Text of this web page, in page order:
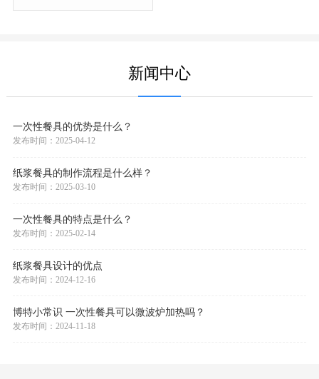
新闻中心
一次性餐具的优势是什么？
发布时间：2025-04-12
纸浆餐具的制作流程是什么样？
发布时间：2025-03-10
一次性餐具的特点是什么？
发布时间：2025-02-14
纸浆餐具设计的优点
发布时间：2024-12-16
博特小常识 一次性餐具可以微波炉加热吗？
发布时间：2024-11-18